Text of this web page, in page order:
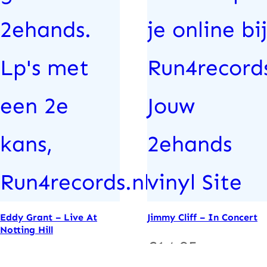
Eddy Grant – Live At
Notting Hill
Jimmy Cliff – In Concert
€14.95